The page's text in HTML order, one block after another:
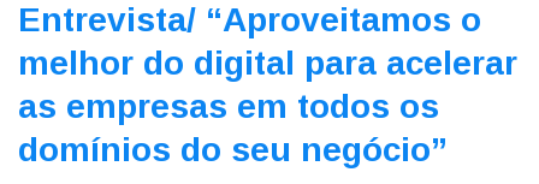
Entrevista/ “Aproveitamos o
melhor do digital para acelerar
as empresas em todos os
domínios do seu negócio”